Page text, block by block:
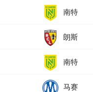
南特
朗斯
南特
马赛